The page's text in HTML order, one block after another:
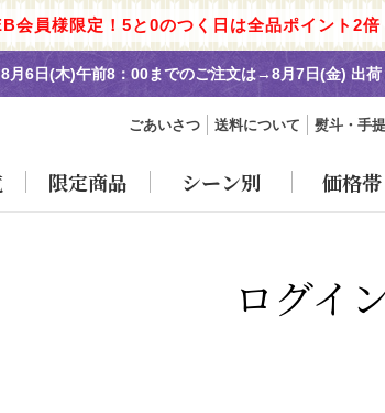
会員様限定！5と0のつく日は全品ポイント2
8月6日(木)午前8：00までのご注文は→8月7日(金) 出荷
ごあいさつ 送料について 熨斗・手
限定商品 シーン別 価格帯
ログイ